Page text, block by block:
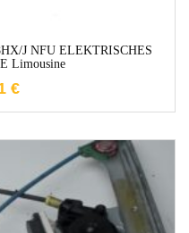
J NFU ELEKTRISCHES
Limousine
€